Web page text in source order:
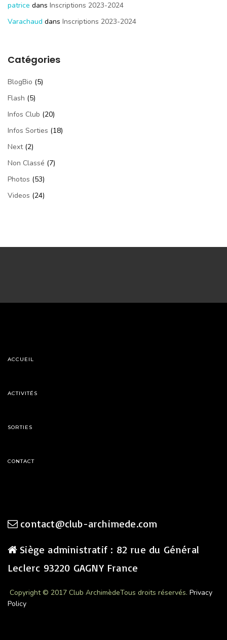
patrice dans Inscriptions 2023-2024
Varachaud dans Inscriptions 2023-2024
Catégories
BlogBio (5)
Flash (5)
Infos Club (20)
Infos Sorties (18)
Next(2)
Non Classé (7)
Photos (53)
Videos (24)
ACCUEIL
ACTIVITÉS
SORTIES
CONTACT
contact@club-archimede.com
Siège administratif : 82 rue du Général
Leclerc 93220 GAGNY France
Copyright © 2017 Club ArchimèdeTous droits réservés. Privacy
Policy